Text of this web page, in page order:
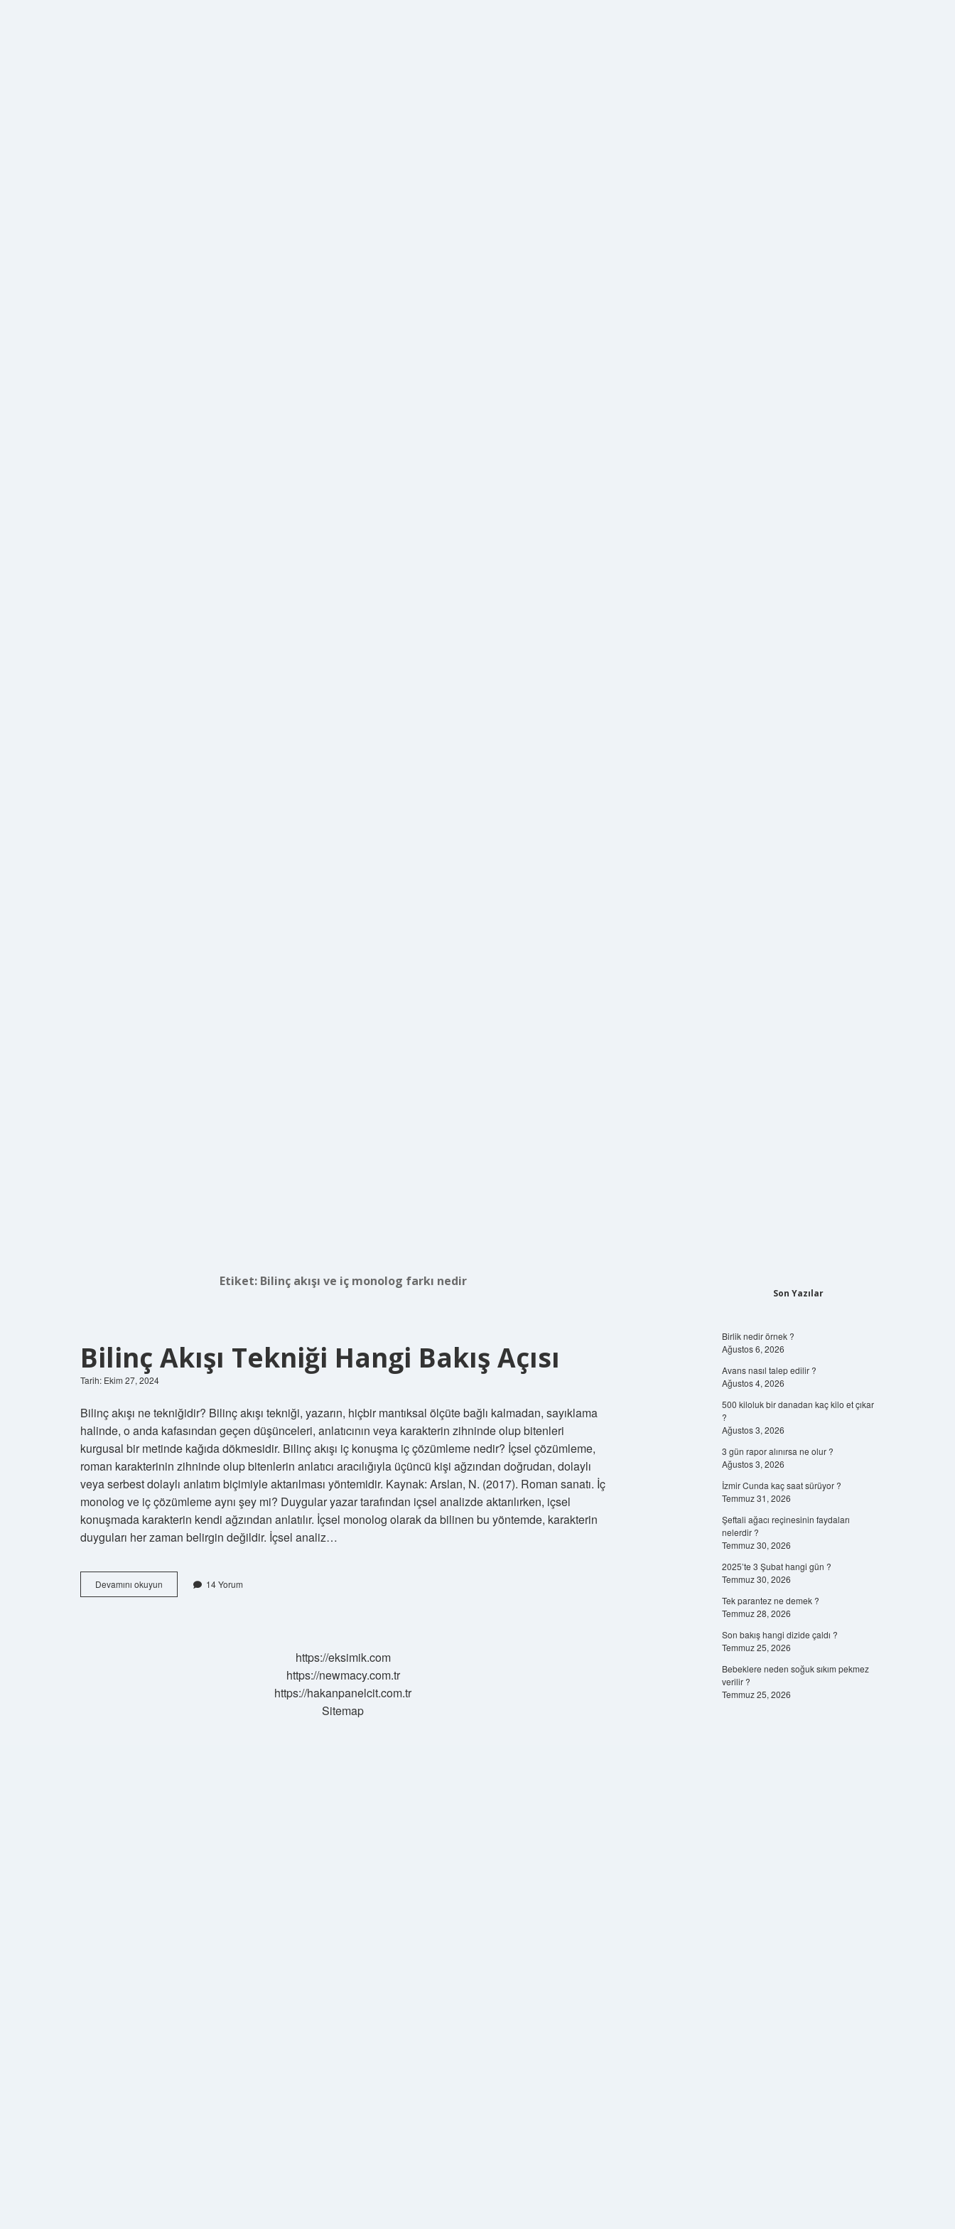
Etiket: Bilinç akışı ve iç monolog farkı nedir
Bilinç Akışı Tekniği Hangi Bakış Açısı
Tarih: Ekim 27, 2024
Bilinç akışı ne tekniğidir? Bilinç akışı tekniği, yazarın, hiçbir mantıksal ölçüte bağlı kalmadan, sayıklama
halinde, o anda kafasından geçen düşünceleri, anlatıcının veya karakterin zihninde olup bitenleri
kurgusal bir metinde kağıda dökmesidir. Bilinç akışı iç konuşma iç çözümleme nedir? İçsel çözümleme,
roman karakterinin zihninde olup bitenlerin anlatıcı aracılığıyla üçüncü kişi ağzından doğrudan, dolaylı
veya serbest dolaylı anlatım biçimiyle aktarılması yöntemidir. Kaynak: Arslan, N. (2017). Roman sanatı. İç
monolog ve iç çözümleme aynı şey mi? Duygular yazar tarafından içsel analizde aktarılırken, içsel
konuşmada karakterin kendi ağzından anlatılır. İçsel monolog olarak da bilinen bu yöntemde, karakterin
duyguları her zaman belirgin değildir. İçsel analiz…
Devamını okuyun
Akışı
14 Yorum
https://eksimik.com
https://newmacy.com.tr
https://hakanpanelcit.com.tr
Sitemap
Son Yazılar
Birlik nedir örnek ?
Ağustos 6, 2026
Avans nasıl talep edilir ?
Ağustos 4, 2026
500 kiloluk bir danadan kaç kilo et çıkar
?
Ağustos 3, 2026
3 gün rapor alınırsa ne olur ?
Ağustos 3, 2026
İzmir Cunda kaç saat sürüyor ?
Temmuz 31, 2026
Şeftali ağacı reçinesinin faydaları
nelerdir ?
Temmuz 30, 2026
2025’te 3 Şubat hangi gün ?
Temmuz 30, 2026
Tek parantez ne demek ?
Temmuz 28, 2026
Son bakış hangi dizide çaldı ?
Temmuz 25, 2026
Bebeklere neden soğuk sıkım pekmez
verilir ?
Temmuz 25, 2026